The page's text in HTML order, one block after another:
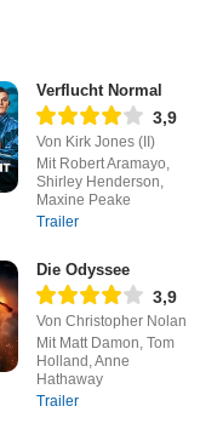
Verflucht Normal
3,9
Von Kirk Jones (II)
Mit Robert Aramayo,
Shirley Henderson,
Maxine Peake
Trailer
Die Odyssee
3,9
Von Christopher Nolan
Mit Matt Damon, Tom
Holland, Anne
Hathaway
Trailer